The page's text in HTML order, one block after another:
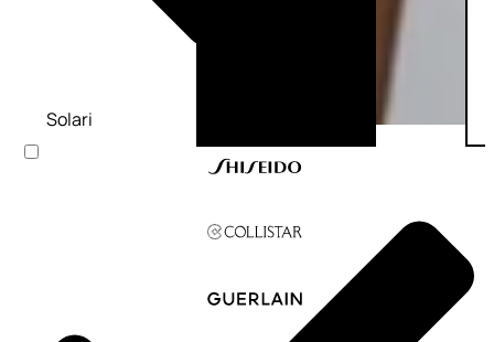
Solari